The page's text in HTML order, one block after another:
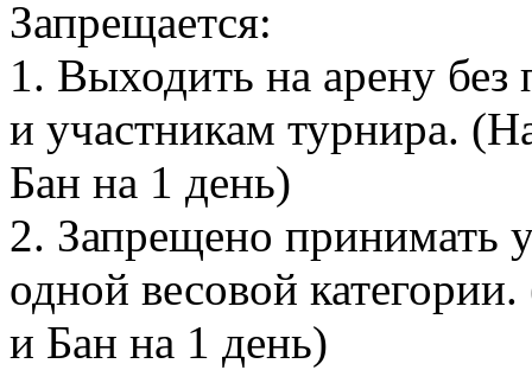
Запрещается:
1. Выходить на арену без
и участникам турнира.
Бан на 1 день)
2. Запрещено принимать
одной весовой
и Бан на 1 день)